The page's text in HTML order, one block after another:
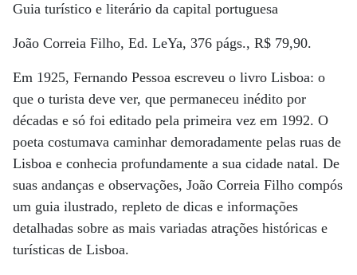
Guia turístico e literário da capital portuguesa
João Correia Filho, Ed. LeYa, 376 págs., R$ 79,90.
Em 1925, Fernando Pessoa escreveu o livro Lisboa: o
que o turista deve ver, que permaneceu inédito por
décadas e só foi editado pela primeira vez em 1992. O
poeta costumava caminhar demoradamente pelas ruas de
Lisboa e conhecia profundamente a sua cidade natal. De
suas andanças e observações, João Correia Filho compós
um guia ilustrado, repleto de dicas e informações
detalhadas sobre as mais variadas atrações históricas e
turísticas de Lisboa.